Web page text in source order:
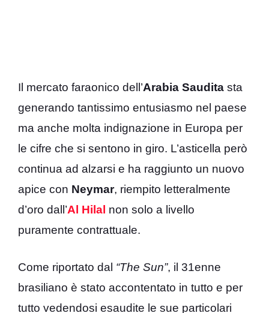
Il mercato faraonico dell’Arabia Saudita sta
generando tantissimo entusiasmo nel paese
ma anche molta indignazione in Europa per
le cifre che si sentono in giro. L’asticella però
continua ad alzarsi e ha raggiunto un nuovo
apice con Neymar, riempito letteralmente
d’oro dall’Al Hilal non solo a livello
puramente contrattuale.
Come riportato dal “The Sun”, il 31enne
brasiliano è stato accontentato in tutto e per
tutto vedendosi esaudite le sue particolari